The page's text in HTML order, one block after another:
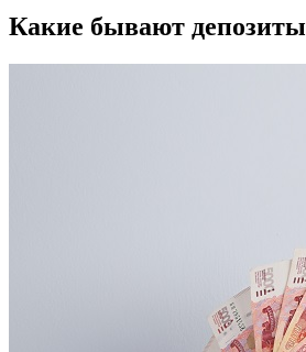
Какие бывают депозиты